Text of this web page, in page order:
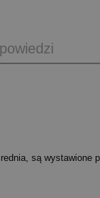
są wystawione